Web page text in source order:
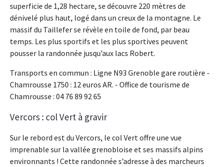
superficie de 1,28 hectare, se découvre 220 mètres de
dénivelé plus haut, logé dans un creux de la montagne. Le
massif du Taillefer se révèle en toile de fond, par beau
temps. Les plus sportifs et les plus sportives peuvent
pousser la randonnée jusqu’aux lacs Robert.
Transports en commun : Ligne N93 Grenoble gare routière -
Chamrousse 1750 : 12 euros AR. - Office de tourisme de
Chamrousse : 04 76 89 92 65
Vercors : col Vert à gravir
Sur le rebord est du Vercors, le col Vert offre une vue
imprenable sur la vallée grenobloise et ses massifs alpins
environnants ! Cette randonnée s’adresse à des marcheurs